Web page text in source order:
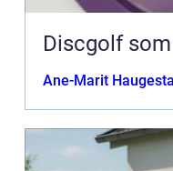
Discgolf
Ane-Marit